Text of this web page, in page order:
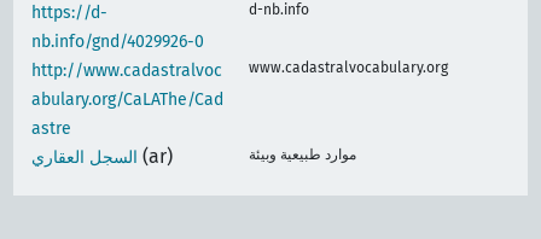
https://d-
nb.info/gnd/4029926-0
d-nb.info
http://www.cadastralvoc
abulary.org/CaLAThe/Cad
astre
www.cadastralvocabulary.org
السجل العقاري (ar) موارد طبيعية وبيئة